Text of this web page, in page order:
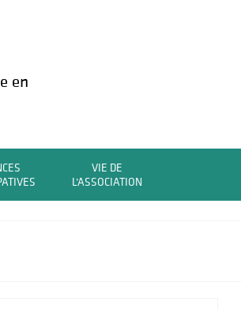
en
VIE DE
L’ASSOCIATION